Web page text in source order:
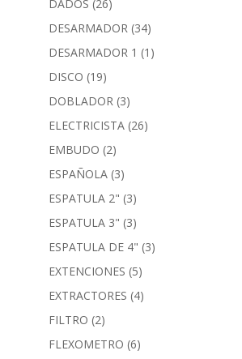
DADOS (26)
DESARMADOR (34)
DESARMADOR 1 (1)
DISCO (19)
DOBLADOR (3)
ELECTRICISTA (26)
EMBUDO (2)
ESPAÑOLA (3)
ESPATULA 2" (3)
ESPATULA 3" (3)
ESPATULA DE 4" (3)
EXTENCIONES (5)
EXTRACTORES (4)
FILTRO (2)
FLEXOMETRO (6)